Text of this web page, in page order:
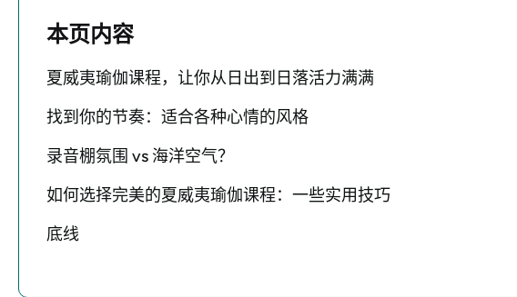
本页内容
夏威夷瑜伽课程，让你从日出到日落活力满满
找到你的节奏：适合各种心情的风格
录音棚氛围 vs 海洋空气？
如何选择完美的夏威夷瑜伽课程：一些实用技巧
底线